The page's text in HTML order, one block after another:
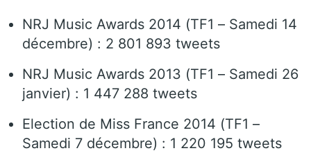
NRJ Music Awards 2014 (TF1 – Samedi 14
décembre) : 2 801 893 tweets
NRJ Music Awards 2013 (TF1 – Samedi 26
janvier) : 1 447 288 tweets
Election de Miss France 2014 (TF1 –
Samedi 7 décembre) : 1 220 195 tweets